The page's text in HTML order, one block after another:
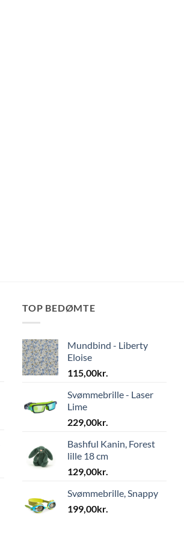
TOP BEDØMTE
Mundbind - Liberty
Eloise
115,00kr.
Svømmebrille - Laser
Lime
229,00kr.
Bashful Kanin, Forest
lille 18 cm
129,00kr.
Svømmebrille, Snappy
199,00kr.